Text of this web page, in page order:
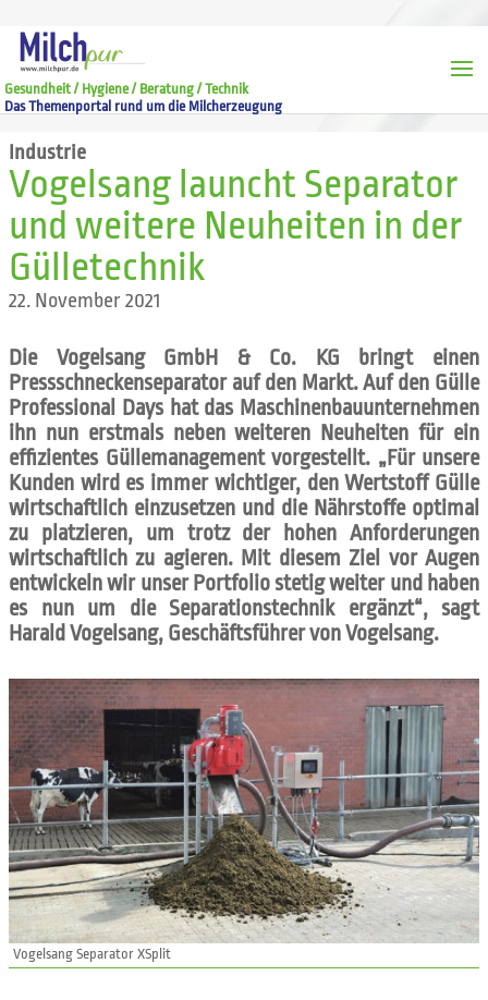
Gesundheit / Hygiene / Beratung / Technik
Das Themenportal rund um die Milcherzeugung
Industrie
Vogelsang launcht Separator
und weitere Neuheiten in der
Gülletechnik
22. November 2021
Die Vogelsang GmbH & Co. KG bringt einen
Pressschneckenseparator auf den Markt. Auf den Gülle
Professional Days hat das Maschinenbauunternehmen
ihn nun erstmals neben weiteren Neuheiten für ein
effizientes Güllemanagement vorgestellt. „Für unsere
Kunden wird es immer wichtiger, den Wertstoff Gülle
wirtschaftlich einzusetzen und die Nährstoffe optimal
zu platzieren, um trotz der hohen Anforderungen
wirtschaftlich zu agieren. Mit diesem Ziel vor Augen
entwickeln wir unser Portfolio stetig weiter und haben
es nun um die Separationstechnik ergänzt“, sagt
Harald Vogelsang, Geschäftsführer von Vogelsang.
Vogelsang Separator XSplit